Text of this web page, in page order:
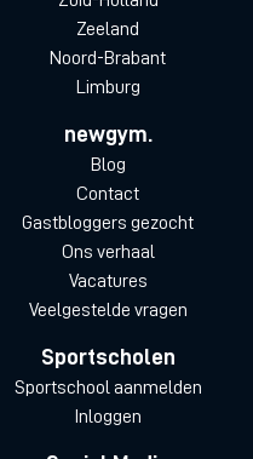
Zeeland
Noord-Brabant
Limburg
newgym.
Blog
Contact
Gastbloggers gezocht
Ons verhaal
Vacatures
Veelgestelde vragen
Sportscholen
Sportschool aanmelden
Inloggen